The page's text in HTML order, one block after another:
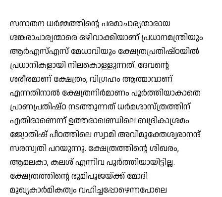
സനാതന ധര്‍മ്മത്തിന്റെ പരമാചാര്യന്മാരായ
ശങ്കരാചാര്യന്മാരെ ഒഴിവാക്കിയാണ് പ്രധാനമന്ത്രിയും
ആര്‍എസ്എസ് മേധാവിയും ക്ഷേത്രപ്രതിഷ്ഠയില്‍
പ്രധാനികളായി നിലകൊള്ളുന്നത്. ദേവന്റെ
ശരീരമാണ് ക്ഷേത്രം, വിഗ്രഹം ആത്മാവാണ്
എന്നതിനാല്‍ ക്ഷേത്രനിര്‍മാണം പൂര്‍ത്തിയാകാതെ
പ്രാണപ്രതിഷ്ഠ നടത്തുന്നത് ധര്‍മശാസ്ത്രത്തിന്
എതിരാണെന്ന് ഉത്തരാഖണ്ഡിലെ ബദ്രികാശ്രമം
ജ്യോതിഷ് പീഠത്തിലെ സ്വാമി അവിമുക്തേശ്വരാനന്ദ്
സരസ്വതി പറയുന്നു. ക്ഷേത്രത്തിന്റെ ശിഖരം,
ആമലകാ, കലശ് എന്നിവ പൂര്‍ത്തിയായിട്ടില്ല.
ക്ഷേത്രത്തിന്റെ ഭൂമിപൂജയ്ക്ക് മോദി
മുഖ്യകാര്‍മികത്വം വഹിച്ചപ്പോഴെന്നപോലെ